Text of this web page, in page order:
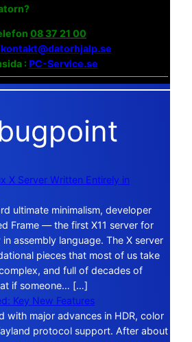
08 37 21 00
kontakt@datorhjalp.se
:PC-Service.se
X Server Written Entirely in
ultimate minimalism, developer
Frame — the first X11 server for
assembly language. The X server
pieces that most of us take
and full of decades of
if someone… […]
Key New Features
with major advances in HDR, color
protocol support. After about